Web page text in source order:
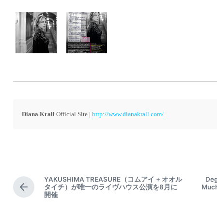
Diana Krall Official Site | http://www.dianakrall.com/
P
r
YAKUSHIMA TREASURE（コムアイ + オオル
タイチ）が唯一のライヴハウス公演を8月に
開催